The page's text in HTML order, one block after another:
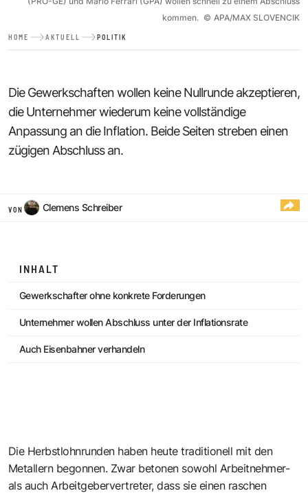
kommen. © APA/MAX SLOVENCIK
HOME AKTUELL POLITIK
Die Gewerkschaften wollen keine Nullrunde akzeptieren,
die Unternehmer wiederum keine vollständige
Anpassung an die Inflation. Beide Seiten streben einen
zügigen Abschluss an.
VON Clemens Schreiber
INHALT
Gewerkschafter ohne konkrete Forderungen
Unternehmer wollen Abschluss unter der Inflationsrate
Auch Eisenbahner verhandeln
Die Herbstlohnrunden haben heute traditionell mit den
Metallern begonnen. Zwar betonen sowohl Arbeitnehmer-
als auch Arbeitgebervertreter, dass sie einen raschen